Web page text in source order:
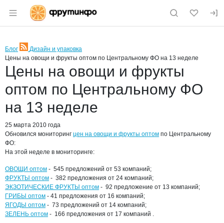
Раздел навигации по сайту fruitinfo.ru
Блог
RSS
Дизайн и упаковка
Цены на овощи и фрукты оптом по Центральному ФО на 13 неделе
Цены на овощи и фрукты
оптом по Центральному ФО
на 13 неделе
25 марта 2010 года
Обновился мониторинг цен на овощи и фрукты оптом по Центральному
ФО:
На этой неделе в мониторинге:
ОВОЩИ оптом - 545 предложений от 53 компаний;
ФРУКТЫ оптом - 382 предложения от 24 компаний;
ЭКЗОТИЧЕСКИЕ ФРУКТЫ оптом - 92 предложение от 13 компаний;
ГРИБЫ оптом - 41 предложения от 16 компаний;
ЯГОДЫ оптом - 73 предложений от 14 компаний;
ЗЕЛЕНЬ оптом - 166 предложения от 17 компаний .